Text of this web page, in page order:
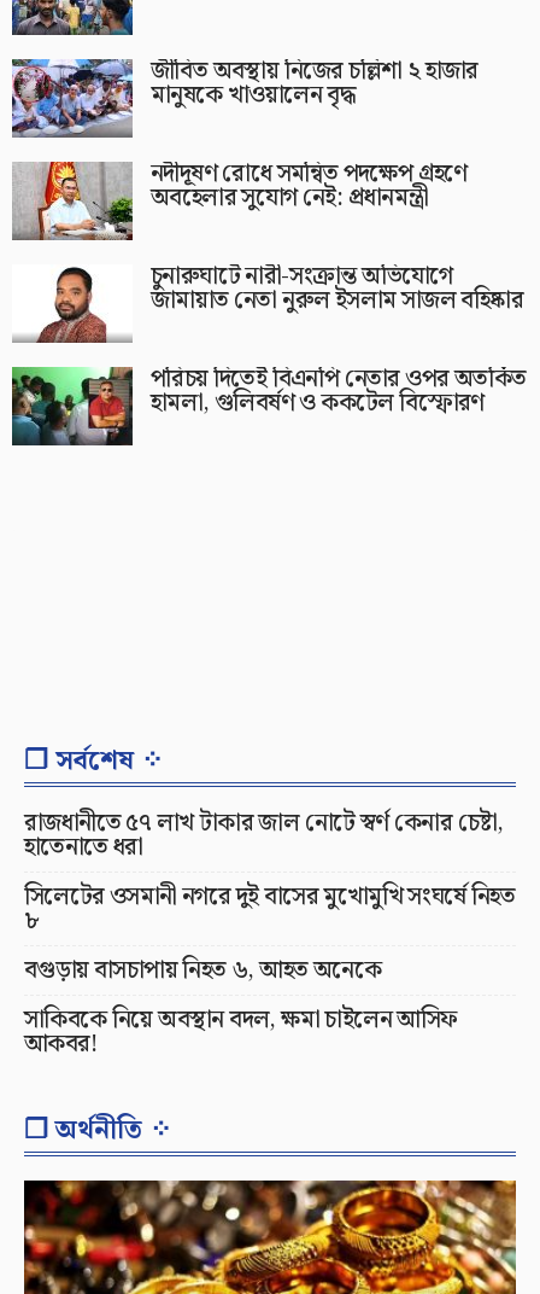
জীবিত অবস্থায় নিজের চল্লিশা ২ হাজার
মানুষকে খাওয়ালেন বৃদ্ধ
নদীদূষণ রোধে সমন্বিত পদক্ষেপ গ্রহণে
অবহেলার সুযোগ নেই: প্রধানমন্ত্রী
চুনারুঘাটে নারী-সংক্রান্ত অভিযোগে
জামায়াত নেতা নুরুল ইসলাম সাজল বহিষ্কার
পরিচয় দিতেই বিএনপি নেতার ওপর অতর্কিত
হামলা, গুলিবর্ষণ ও ককটেল বিস্ফোরণ
❐ সর্বশেষ ⁘
রাজধানীতে ৫৭ লাখ টাকার জাল নোটে স্বর্ণ কেনার চেষ্টা,
হাতেনাতে ধরা
সিলেটের ওসমানী নগরে দুই বাসের মুখোমুখি সংঘর্ষে নিহত
৮
বগুড়ায় বাসচাপায় নিহত ৬, আহত অনেকে
সাকিবকে নিয়ে অবস্থান বদল, ক্ষমা চাইলেন আসিফ
আকবর!
❐ অর্থনীতি ⁘